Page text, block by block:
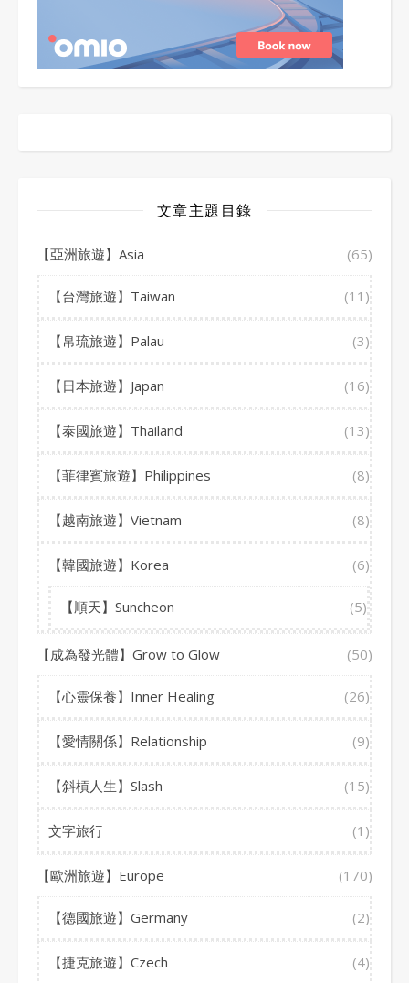
文章主題目錄
【亞洲旅遊】Asia (65)
【台灣旅遊】Taiwan (11)
【帛琉旅遊】Palau (3)
【日本旅遊】Japan (16)
【泰國旅遊】Thailand (13)
【菲律賓旅遊】Philippines (8)
【越南旅遊】Vietnam (8)
【韓國旅遊】Korea (6)
【順天】Suncheon (5)
【成為發光體】Grow to Glow (50)
【心靈保養】Inner Healing (26)
【愛情關係】Relationship (9)
【斜槓人生】Slash (15)
文字旅行 (1)
【歐洲旅遊】Europe (170)
【德國旅遊】Germany (2)
【捷克旅遊】Czech (4)